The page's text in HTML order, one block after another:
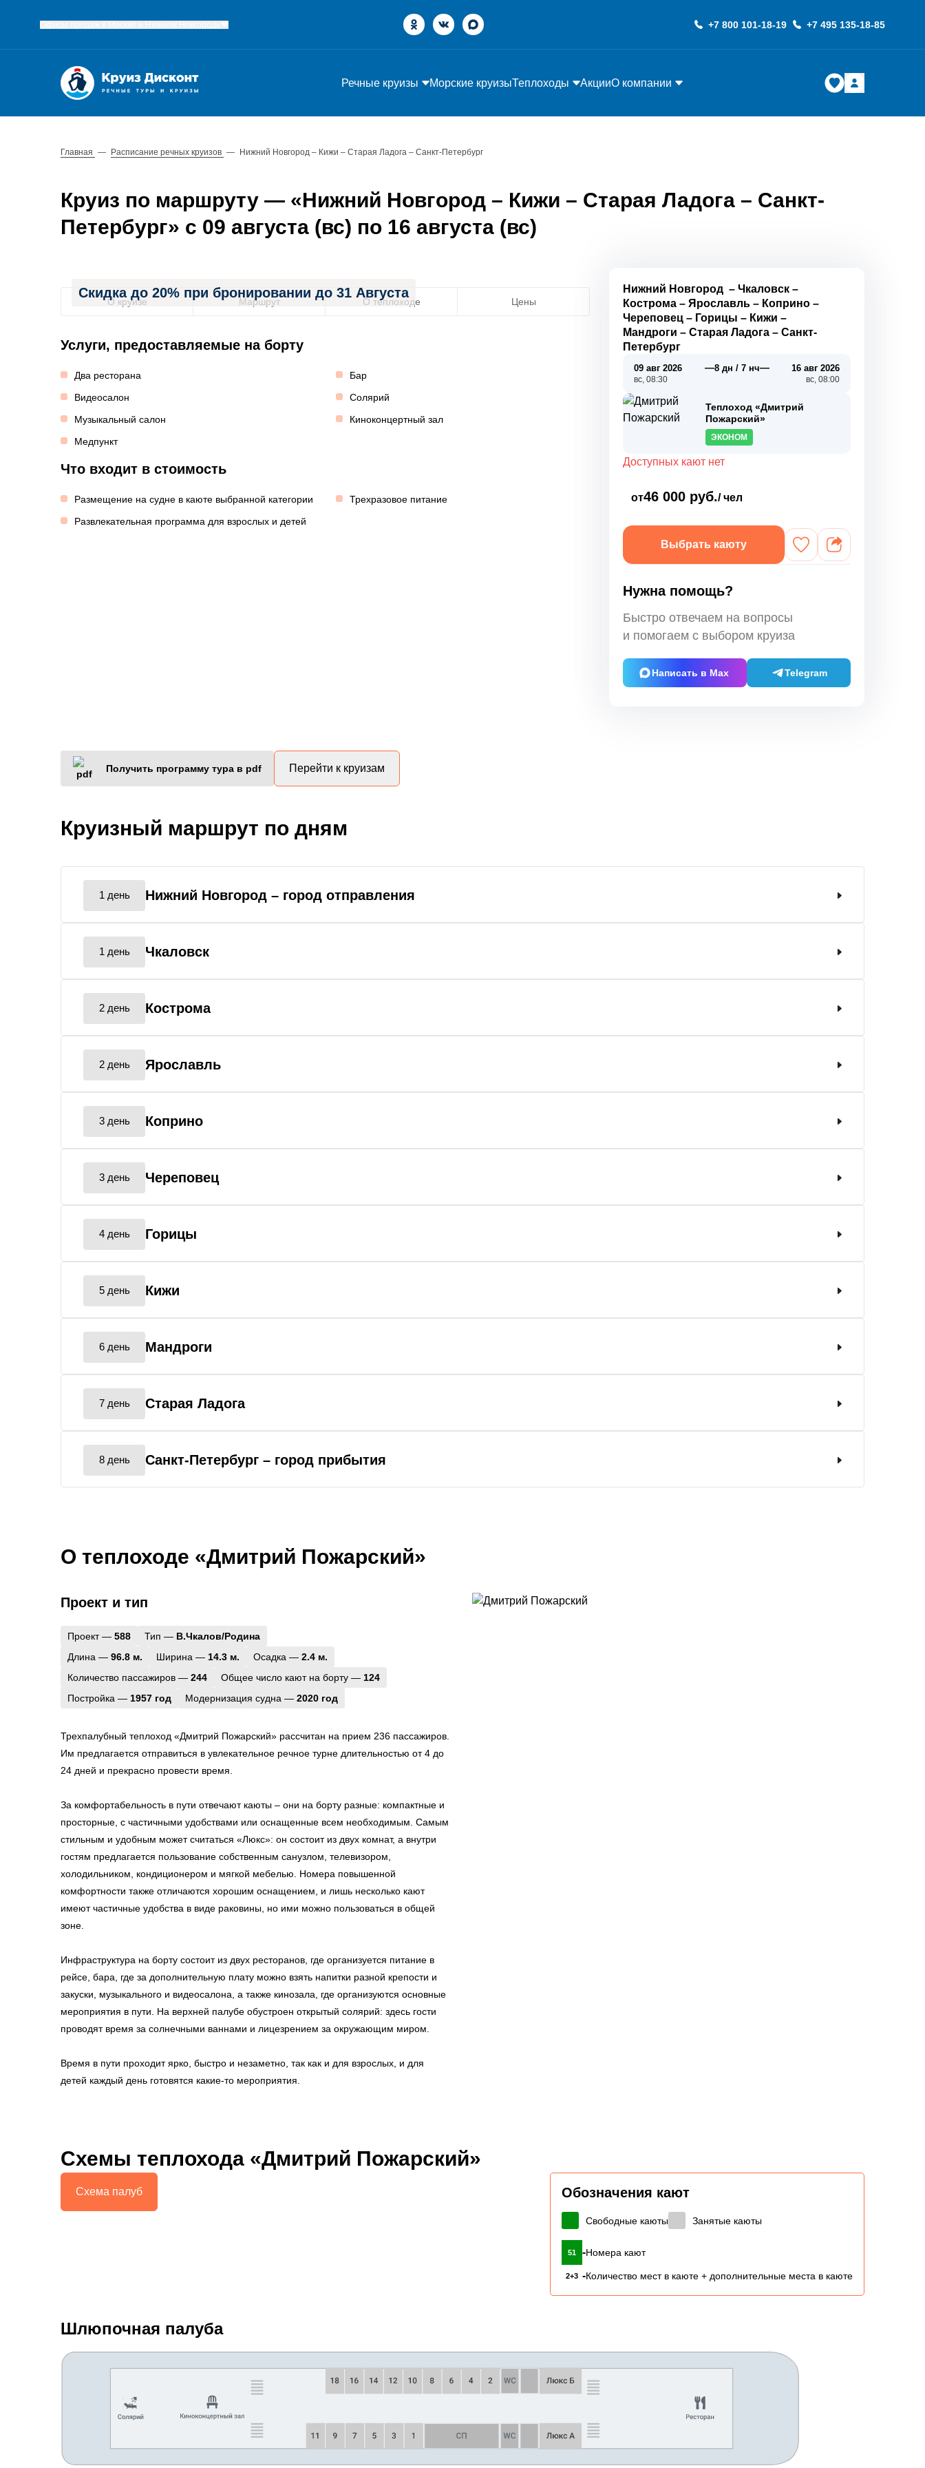
+7 800 101-18-19 +7 495 135-18-85
Речные круизы Морские круизыТеплоходы АкцииО компании
Главная — Расписание речных круизов — Нижний Новгород – Кижи – Старая Ладога – Санкт-Петербург
Круиз по маршруту — «Нижний Новгород – Кижи – Старая Ладога – Санкт-
Петербург» с 09 августа (вс) по 16 августа (вс)
Скидка до 20% при бронировании до 31 Августа
О круизе Маршрут О теплоходе Цены
Услуги, предоставляемые на борту
Два ресторана
Бар
Видеосалон
Солярий
Музыкальный салон
Киноконцертный зал
Медпункт
Что входит в стоимость
Размещение на судне в каюте выбранной категории
Трехразовое питание
Развлекательная программа для взрослых и детей
Нижний Новгород –Чкаловск –
Кострома –Ярославль – Коприно –
Череповец – Горицы – Кижи –
Мандроги –Старая Ладога –Санкт-
Петербург
09 авг 2026
вс, 08:30
—8 дн / 7 нч— 16 авг 2026
вс, 08:00
Теплоход «Дмитрий
Пожарский»
ЭКОНОМ
Доступных кают нет
от46 000 руб./ чел
Выбрать каюту
Нужна помощь?
Быстро отвечаем на вопросы
и помогаем с выбором круиза
Написать в Max Telegram
Получить программу тура в pdf Перейти к круизам
Круизный маршрут по дням
1 день Нижний Новгород – город отправления
1 день Чкаловск
2 день Кострома
2 день Ярославль
3 день Коприно
3 день Череповец
4 день Горицы
5 день Кижи
6 день Мандроги
7 день Старая Ладога
8 день Санкт-Петербург – город прибытия
О теплоходе «Дмитрий Пожарский»
Проект и тип
Проект — 588 Тип — В.Чкалов/Родина
Длина — 96.8 м. Ширина — 14.3 м. Осадка — 2.4 м.
Количество пассажиров — 244 Общее число кают на борту — 124
Постройка — 1957 год Модернизация судна — 2020 год
Трехпалубный теплоход «Дмитрий Пожарский» рассчитан на прием 236 пассажиров.
Им предлагается отправиться в увлекательное речное турне длительностью от 4 до
24 дней и прекрасно провести время.
За комфортабельность в пути отвечают каюты – они на борту разные: компактные и
просторные, с частичными удобствами или оснащенные всем необходимым. Самым
стильным и удобным может считаться «Люкс»: он состоит из двух комнат, а внутри
гостям предлагается пользование собственным санузлом, телевизором,
холодильником, кондиционером и мягкой мебелью. Номера повышенной
комфортности также отличаются хорошим оснащением, и лишь несколько кают
имеют частичные удобства в виде раковины, но ими можно пользоваться в общей
зоне.
Инфраструктура на борту состоит из двух ресторанов, где организуется питание в
рейсе, бара, где за дополнительную плату можно взять напитки разной крепости и
закуски, музыкального и видеосалона, а также кинозала, где организуются основные
мероприятия в пути. На верхней палубе обустроен открытый солярий: здесь гости
проводят время за солнечными ваннами и лицезрением за окружающим миром.
Время в пути проходит ярко, быстро и незаметно, так как и для взрослых, и для
детей каждый день готовятся какие-то мероприятия.
Схемы теплохода «Дмитрий Пожарский»
Обозначения кают
Свободные каюты Занятые каюты
51 -Номера кают
2+3 -Количество мест в каюте + дополнительные места в каюте
Схема палуб
Шлюпочная палуба